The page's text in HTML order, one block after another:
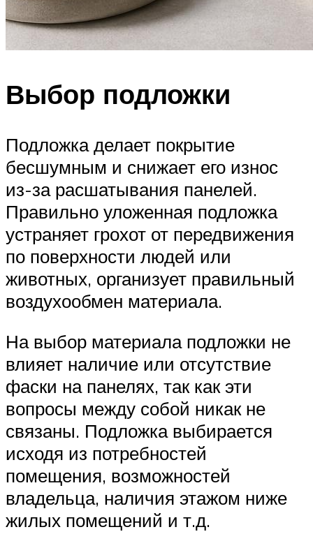
Выбор подложки
Подложка делает покрытие
бесшумным и снижает его износ
из-за расшатывания панелей.
Правильно уложенная подложка
устраняет грохот от передвижения
по поверхности людей или
животных, организует правильный
воздухообмен материала.
На выбор материала подложки не
влияет наличие или отсутствие
фаски на панелях, так как эти
вопросы между собой никак не
связаны. Подложка выбирается
исходя из потребностей
помещения, возможностей
владельца, наличия этажом ниже
жилых помещений и т.д.